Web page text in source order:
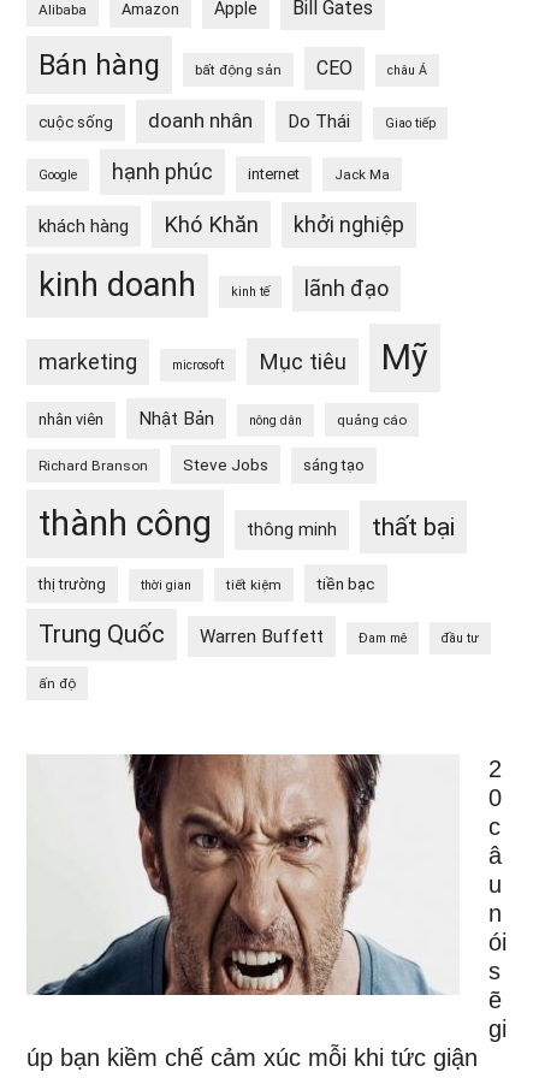
Alibaba Amazon Apple Bill Gates
Bán hàng bất động sản CEO châu Á
cuộc sống doanh nhân Do Thái Giao tiếp
Google hạnh phúc internet Jack Ma
khách hàng Khó Khăn khởi nghiệp
kinh doanh kinh tế lãnh đạo
marketing microsoft Mục tiêu Mỹ
nhân viên Nhật Bản nông dân quảng cáo
Richard Branson Steve Jobs sáng tạo
thành công thông minh thất bại
thị trường thời gian tiết kiệm tiền bạc
Trung Quốc Warren Buffett Đam mê đầu tư
ấn độ
2
0
c
â
u
n
ói
s
ẽ
gi
úp bạn kiềm chế cảm xúc mỗi khi tức giận